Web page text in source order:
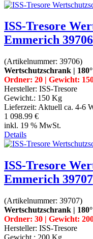
ISS-Tresore
Emmerich 39706
(Artikelnummer: 39706)
Wertschutzschrank |
Ordner: 20 | Gewicht:
Hersteller: ISS-Tresore
Gewicht.: 150 Kg
Lieferzeit: Aktuell ca. 4-6
1 098.99 €
inkl. 19 % MwSt.
Details
ISS-Tresore
Emmerich 39707
(Artikelnummer: 39707)
Wertschutzschrank |
Ordner: 30 | Gewicht:
Hersteller: ISS-Tresore